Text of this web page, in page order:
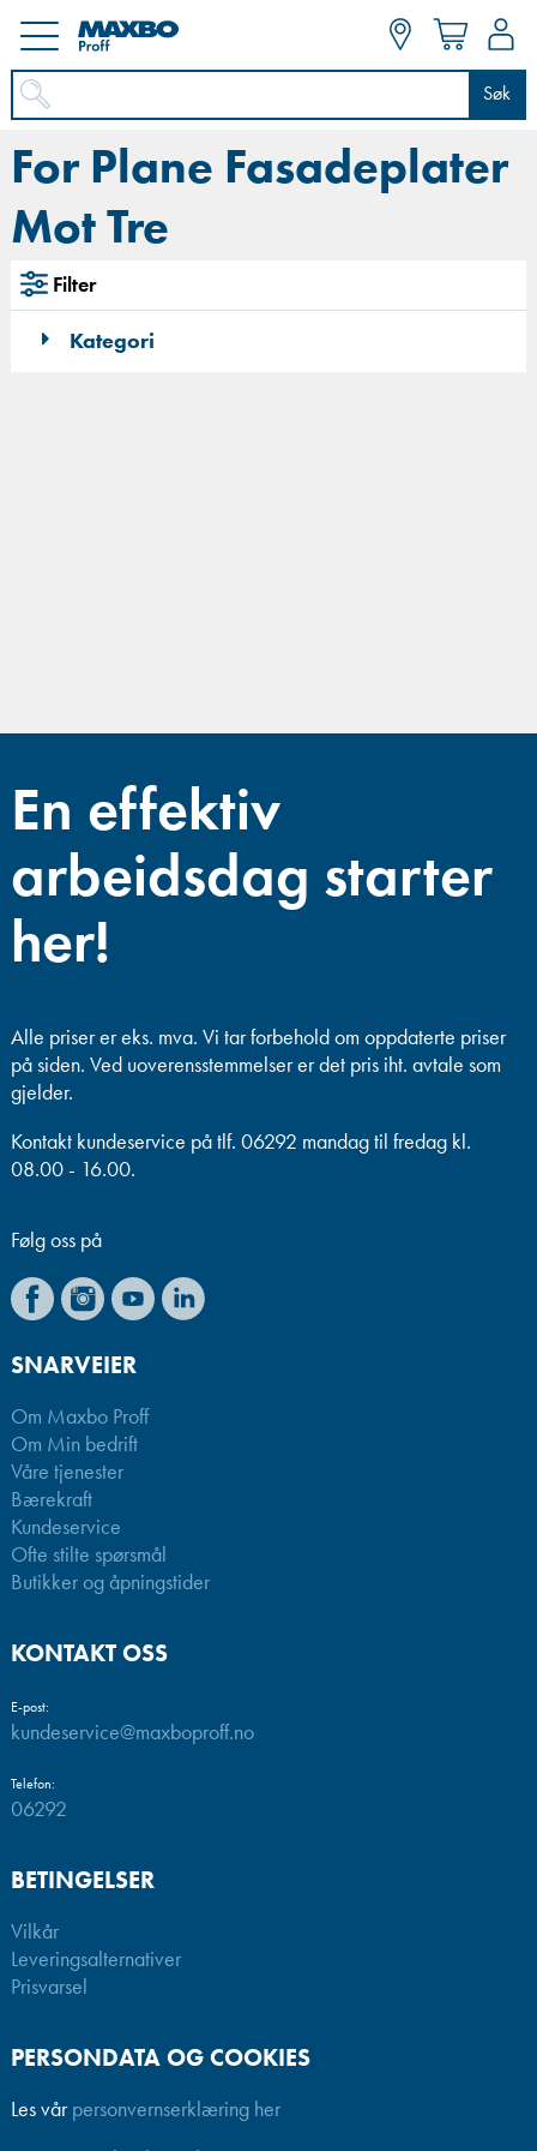
Søk
For Plane Fasadeplater
Mot Tre
Filter
Kategori
En effektiv
arbeidsdag starter
her!
Alle priser er eks. mva. Vi tar forbehold om oppdaterte priser
på siden. Ved uoverensstemmelser er det pris iht. avtale som
gjelder.
Kontakt kundeservice på tlf. 06292 mandag til fredag kl.
08.00 - 16.00.
Følg oss på
SNARVEIER
Om Maxbo Proff
Om Min bedrift
Våre tjenester
Bærekraft
Kundeservice
Ofte stilte spørsmål
Butikker og åpningstider
KONTAKT OSS
E-post:
kundeservice@maxboproff.no
Telefon:
06292
BETINGELSER
Vilkår
Leveringsalternativer
Prisvarsel
PERSONDATA OG COOKIES
Les vår personvernserklæring her